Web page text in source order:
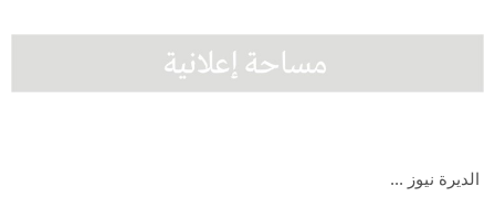
الديرة نيوز ...